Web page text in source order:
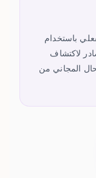
باستخدام
لاكتشاف
المجاني من